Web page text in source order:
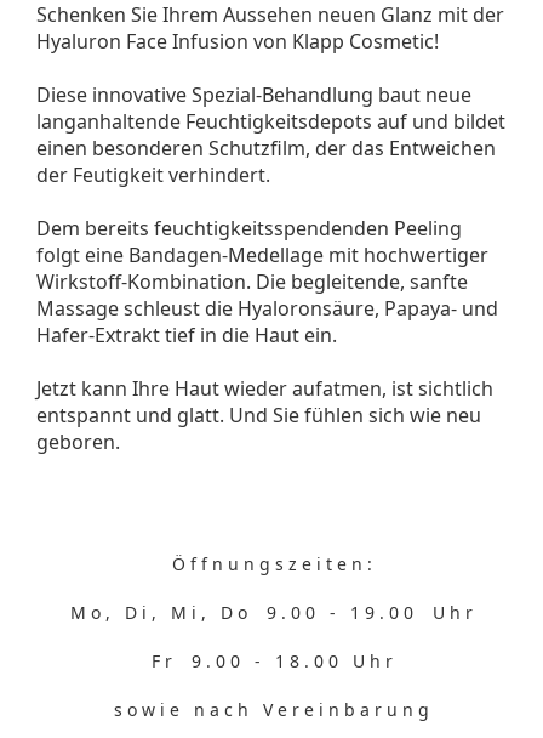
Schenken Sie Ihrem Aussehen neuen Glanz mit der
Hyaluron Face Infusion von Klapp Cosmetic!
Diese innovative Spezial-Behandlung baut neue
langanhaltende Feuchtigkeitsdepots auf und bildet
einen besonderen Schutzfilm, der das Entweichen
der Feutigkeit verhindert.
Dem bereits feuchtigkeitsspendenden Peeling
folgt eine Bandagen-Medellage mit hochwertiger
Wirkstoff-Kombination. Die begleitende, sanfte
Massage schleust die Hyaloronsäure, Papaya- und
Hafer-Extrakt tief in die Haut ein.
Jetzt kann Ihre Haut wieder aufatmen, ist sichtlich
entspannt und glatt. Und Sie fühlen sich wie neu
geboren.
Ö f f n u n g s z e i t e n :
M o , D i , M i , D o 9 . 0 0 - 1 9 . 0 0 U h r
F r 9 . 0 0 - 1 8 . 0 0 U h r
s o w i e n a c h V e r e i n b a r u n g